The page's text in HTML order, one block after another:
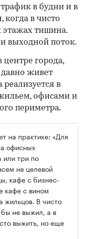
в будни и в
когда в чисто
этажах тишина.
выходной поток.
центре города,
живет
в
офисами и
периметра.
на практике: «Для
офисных
или три по
не целевой
кафе с бизнес-
кафе с вином
жильцов. В чисто
не выжил, а в
выжить, но еще